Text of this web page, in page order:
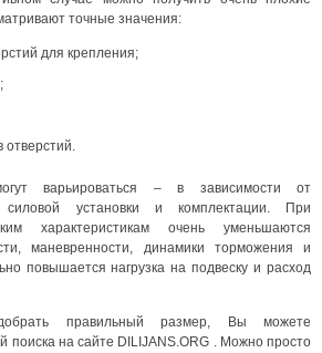
точные значения:
для крепления;
отверстий.
варьироваться – в зависимости от
установки и комплектации. При
характеристикам очень уменьшаются
маневренности, динамики торможения и
повышается нагрузка на подвеску и расход
правильный размер, Вы можете
поиска на сайте DILIJANS.ORG . Можно просто